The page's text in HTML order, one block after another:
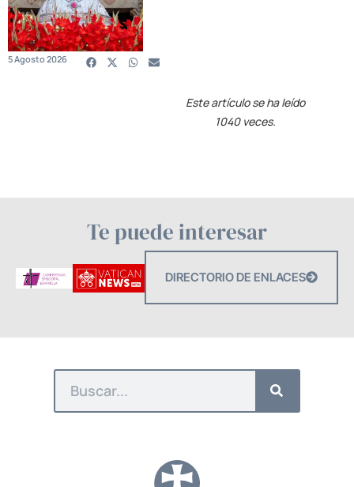
5 Agosto 2026
Este artículo se ha leído
1040 veces.
Te puede interesar
DIRECTORIO DE ENLACES